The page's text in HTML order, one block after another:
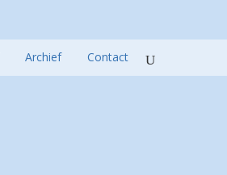
Archief Contact